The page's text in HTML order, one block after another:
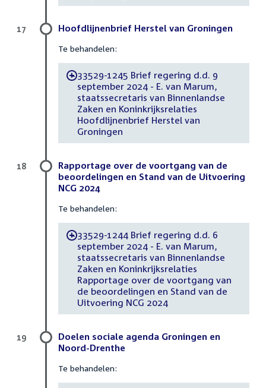
Hoofdlijnenbrief Herstel van Groningen
Te behandelen:
-33529-1245 Brief regering d.d. 9
september 2024 - E. van Marum,
staatssecretaris van Binnenlandse
Zaken en Koninkrijksrelaties
Hoofdlijnenbrief Herstel van
Groningen
17
Rapportage over de voortgang van de
beoordelingen en Stand van de Uitvoering
NCG 2024
Te behandelen:
-33529-1244 Brief regering d.d. 6
september 2024 - E. van Marum,
staatssecretaris van Binnenlandse
Zaken en Koninkrijksrelaties
Rapportage over de voortgang van
de beoordelingen en Stand van de
Uitvoering NCG 2024
18
Doelen sociale agenda Groningen en
Noord-Drenthe
Te behandelen:
19